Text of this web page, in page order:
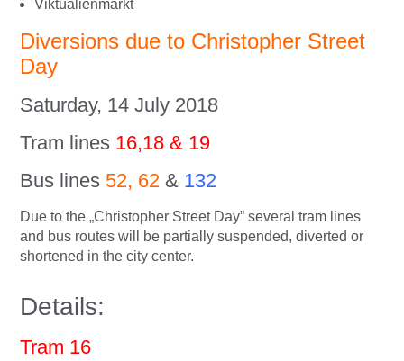
Viktualienmarkt
Diversions due to Christopher Street
Day
Saturday, 14 July 2018
Tram lines 16,18 & 19
Bus lines 52, 62 & 132
Due to the „Christopher Street Day” several tram lines
and bus routes will be partially suspended, diverted or
shortened in the city center.
Details:
Tram 16